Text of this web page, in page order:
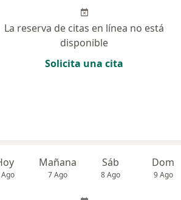
La reserva de citas en línea no está
disponible
Solicita una cita
Mañana
7 Ago
Sáb
8 Ago
Dom
9 Ago